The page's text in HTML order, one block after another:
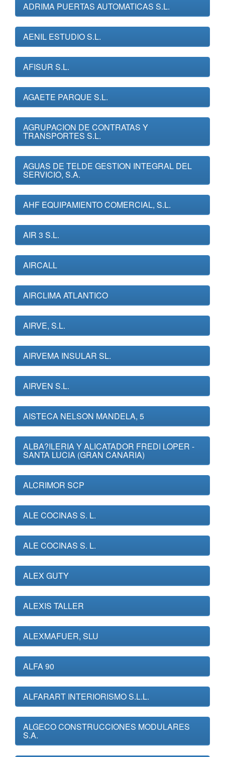
ADRIMA PUERTAS AUTOMATICAS S.L.
AENIL ESTUDIO S.L.
AFISUR S.L.
AGAETE PARQUE S.L.
AGRUPACION DE CONTRATAS Y
TRANSPORTES S.L.
AGUAS DE TELDE GESTION INTEGRAL DEL
SERVICIO, S.A.
AHF EQUIPAMIENTO COMERCIAL, S.L.
AIR 3 S.L.
AIRCALL
AIRCLIMA ATLANTICO
AIRVE, S.L.
AIRVEMA INSULAR SL.
AIRVEN S.L.
AISTECA NELSON MANDELA, 5
ALBA?ILERIA Y ALICATADOR FREDI LOPER -
SANTA LUCIA (GRAN CANARIA)
ALCRIMOR SCP
ALE COCINAS S. L.
ALE COCINAS S. L.
ALEX GUTY
ALEXIS TALLER
ALEXMAFUER, SLU
ALFA 90
ALFARART INTERIORISMO S.L.L.
ALGECO CONSTRUCCIONES MODULARES
S.A.